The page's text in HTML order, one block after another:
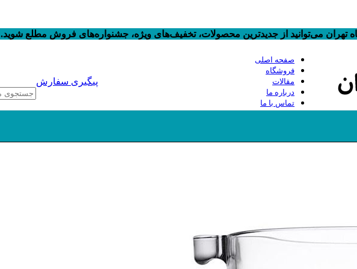
تهران می‌توانید از جدیدترین محصولات، تخفیف‌های ویژه، جشنواره‌های فروش مطلع شوید.
صفحه اصلی
فروشگاه
مقالات
درباره ما
تماس با ما
پیگیری سفارش